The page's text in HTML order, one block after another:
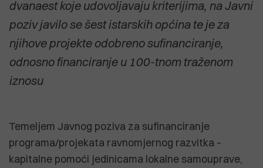
dvanaest koje udovoljavaju kriterijima, na Javni
poziv javilo se šest istarskih općina te je za
njihove projekte odobreno sufinanciranje,
odnosno financiranje u 100-tnom traženom
iznosu
Temeljem Javnog poziva za sufinanciranje
programa/projekata ravnomjernog razvitka –
kapitalne pomoći jedinicama lokalne samouprave,